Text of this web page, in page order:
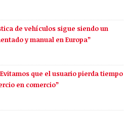
de vehículos sigue siendo un
y manual en Europa”
que el usuario pierda tiempo
en comercio”